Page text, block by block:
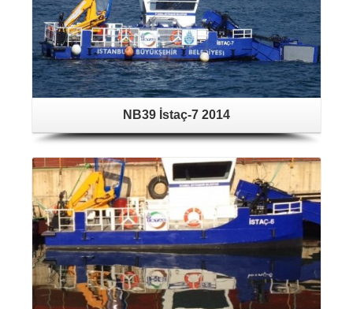
NB39 İstaç-7 2014